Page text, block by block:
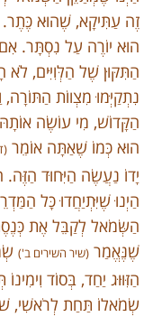
זֶה עַתִּיקָא, שֶׁהוּא כֶּתֶר.
הוּא יוֹרֶה עַל נִסְתָּר.
הַתִּקּוּן שֶׁל הַלְּוִיִּים, לֹא
נִתְקַיְּמוּ מִצְווֹת
הַקָּדוֹשׁ, מִי עוֹשֶׂה אוֹתָהּ,
הוּא כְּמוֹ שֶׁאַתָּה אוֹמֵר
יָדוֹ נַעֲשֶׂה הַיִּחוּד
הַיְנוּ שֶׁיִּתְיַחֲדוּ כָּל
הַשְּׂמֹאל לְקַבֵּל אֶת
שֶׁנֶּאֱמַר (שיר השירים ב')
הַזִּוּוּג יַחַד, בְּסוֹד
שְׂמֹאלוֹ תַּחַת לְרֹאשִׁי,